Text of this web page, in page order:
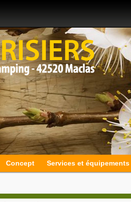
Concept Services et équipements